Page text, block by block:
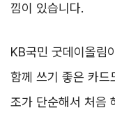
낌이 있습니다.
KB국민 굿데이올림
함께 쓰기 좋은 카
조가 단순해서 처음